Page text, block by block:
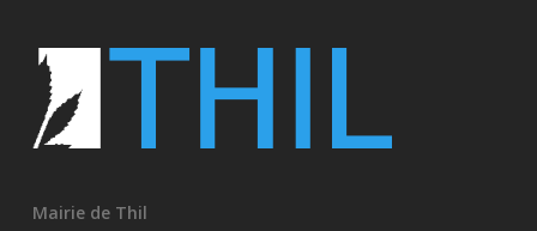
Mairie de Thil